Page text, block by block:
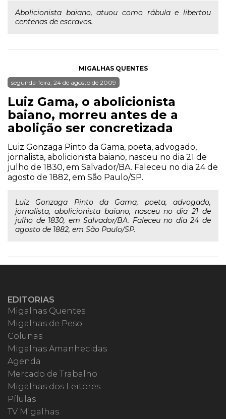
Abolicionista baiano, atuou como rábula e libertou
centenas de escravos.
MIGALHAS QUENTES
segunda-feira, 24 de agosto de 2009
Luiz Gama, o abolicionista
baiano, morreu antes de a
abolição ser concretizada
Luiz Gonzaga Pinto da Gama, poeta, advogado,
jornalista, abolicionista baiano, nasceu no dia 21 de
julho de 1830, em Salvador/BA. Faleceu no dia 24 de
agosto de 1882, em São Paulo/SP.
Luiz Gonzaga Pinto da Gama, poeta, advogado,
jornalista, abolicionista baiano, nasceu no dia 21 de
julho de 1830, em Salvador/BA. Faleceu no dia 24 de
agosto de 1882, em São Paulo/SP.
EDITORIAS
Migalhas Quentes
Migalhas de Peso
Colunas
Migalhas Amanhecidas
Agenda
Mercado de Trabalho
Migalhas dos Leitores
Pílulas
TV Migalhas